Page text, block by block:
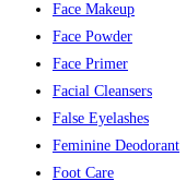
Face Makeup
Face Powder
Face Primer
Facial Cleansers
False Eyelashes
Feminine Deodorant
Foot Care